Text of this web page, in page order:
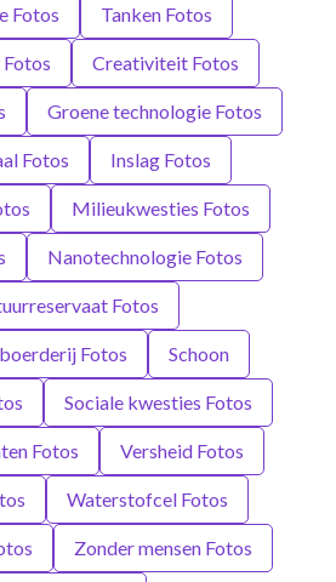
Fotos Tanken Fotos
Creativiteit Fotos
Groene technologie Fotos
Fotos Inslag Fotos
Milieukwesties Fotos
Nanotechnologie Fotos
Fotos
Fotos Schoon
Sociale kwesties Fotos
Fotos Versheid Fotos
Waterstofcel Fotos
Zonder mensen Fotos